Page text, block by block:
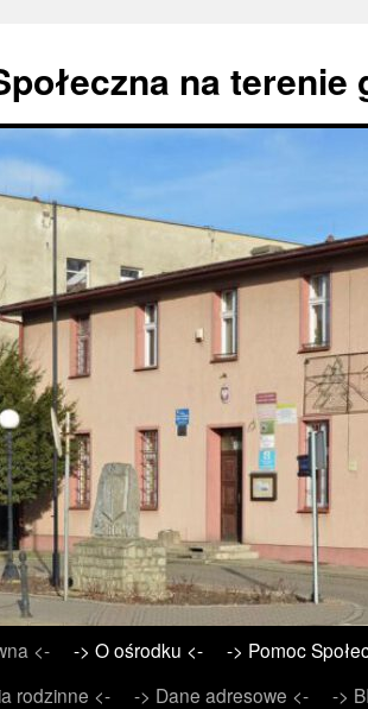
na terenie
<- -> O ośrodku <-
-> Pomoc
rodzinne <-
-> Dane adresowe <-
->